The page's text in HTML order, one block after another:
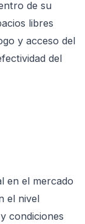
de su
libres
y acceso del
del
en el mercado
el nivel
condiciones